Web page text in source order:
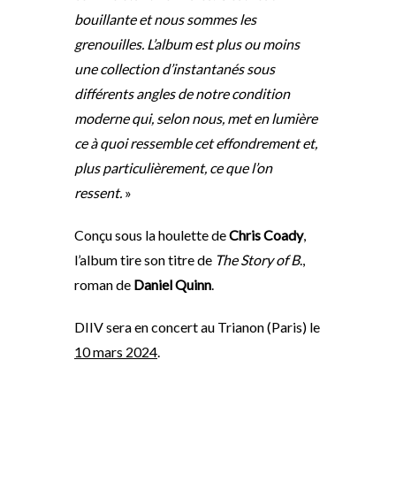
bouillante et nous sommes les
grenouilles. L’album est plus ou moins
une collection d’instantanés sous
différents angles de notre condition
moderne qui, selon nous, met en lumière
ce à quoi ressemble cet effondrement et,
plus particulièrement, ce que l’on
ressent. »
Conçu sous la houlette deChris Coady,
l’album tire son titre de The Story of B.,
roman de Daniel Quinn.
DIIV sera en concert au Trianon (Paris) le
10 mars 2024.